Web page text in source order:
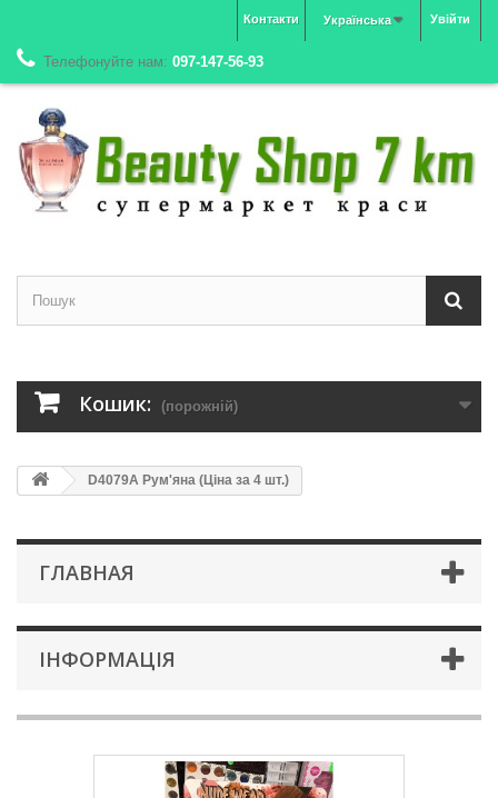
Увійти
Українська
Контакти
Телефонуйте нам: 097-147-56-93
Кошик: (порожній)
D4079A Рум'яна (Ціна за 4 шт.)
ГЛАВНАЯ
ІНФОРМАЦІЯ